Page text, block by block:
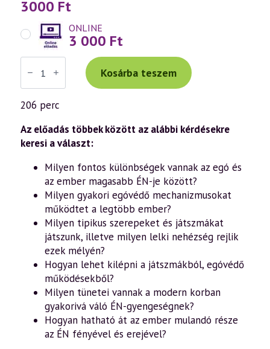
3000 Ft
ONLINE
3 000 Ft
Váradi
Tibor
ISMÉTLŐ
előadás
(1018)
—
Magasabb
Én
titkai
egótól
Valódi
Önmagunkhoz
(2.rész)
(2024.10.12.)
mennyiség
Kosárba teszem
206 perc
Az előadás többek között az alábbi kérdésekre
keresi a választ:
Milyen fontos különbségek vannak az egó és
az ember magasabb ÉN-je között?
Milyen gyakori egóvédő mechanizmusokat
működtet a legtöbb ember?
Milyen tipikus szerepeket és játszmákat
játszunk, illetve milyen lelki nehézség rejlik
ezek mélyén?
Hogyan lehet kilépni a játszmákból, egóvédő
működésekből?
Milyen tünetei vannak a modern korban
gyakorivá váló ÉN-gyengeségnek?
Hogyan hatható át az ember mulandó része
az ÉN fényével és erejével?